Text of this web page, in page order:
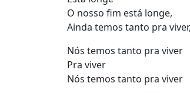
O nosso fim está longe,
Ainda temos tanto pra
Nós temos tanto pra viver
Pra viver
Nós temos tanto pra viver